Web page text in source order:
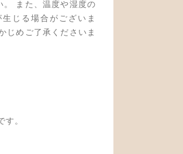
。 また、温度や湿度の
じる場合がございま
じめご了承くださいま
。